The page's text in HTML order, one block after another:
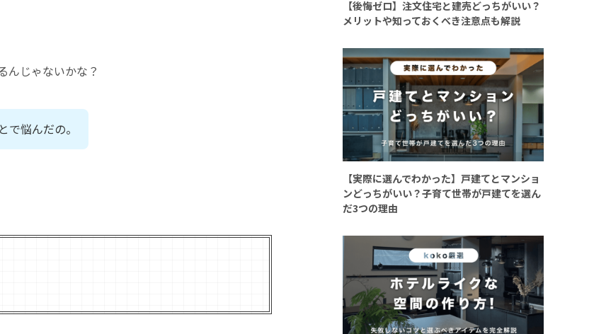
んじゃないかな？
悩んだの。
【後悔ゼロ】注文住宅と建売どっちがいい？
メリットや知っておくべき注意点も解説
【実際に選んでわかった】戸建てとマンショ
ンどっちがいい？子育て世帯が戸建てを選ん
だ3つの理由